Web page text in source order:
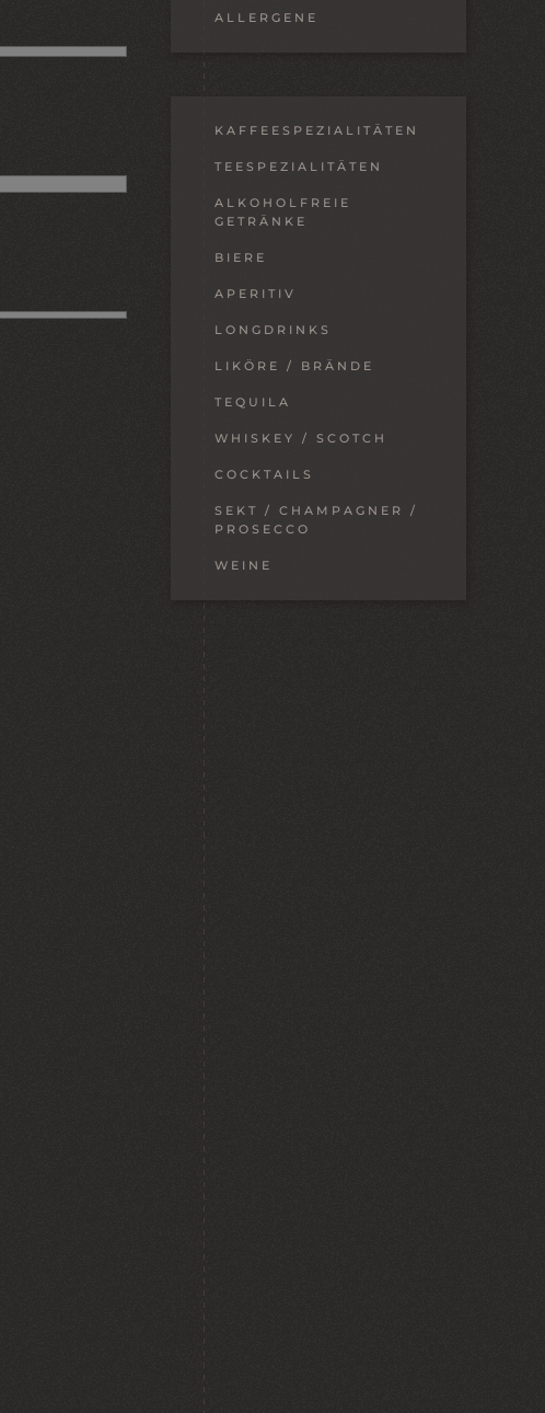
ALLERGENE
KAFFEESPEZIALITÄTEN
TEESPEZIALITÄTEN
ALKOHOLFREIE
GETRÄNKE
BIERE
APERITIV
LONGDRINKS
LIKÖRE / BRÄNDE
TEQUILA
WHISKEY / SCOTCH
COCKTAILS
SEKT / CHAMPAGNER /
PROSECCO
WEINE